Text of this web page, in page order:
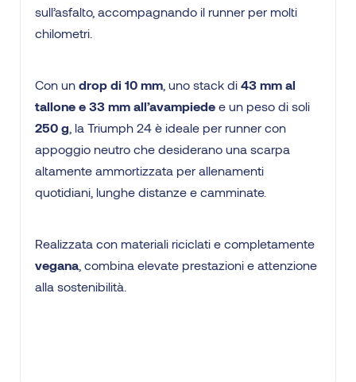
sull’asfalto, accompagnando il runner per molti
chilometri.
Con un drop di 10 mm , uno stack di 43 mm al
tallone e 33 mm all’avampiede e un peso di soli
250 g , la Triumph 24 è ideale per runner con
appoggio neutro che desiderano una scarpa
altamente ammortizzata per allenamenti
quotidiani, lunghe distanze e camminate.
Realizzata con materiali riciclati e completamente
vegana , combina elevate prestazioni e attenzione
alla sostenibilità.